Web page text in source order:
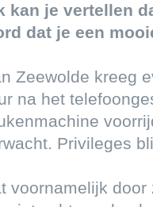
kan je vertellen
dat je een
Zeewolde kreeg
na het
Privileges
voornamelijk